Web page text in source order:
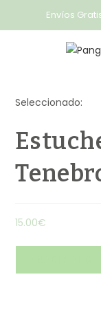
Envíos
Seleccionado:
15.00€